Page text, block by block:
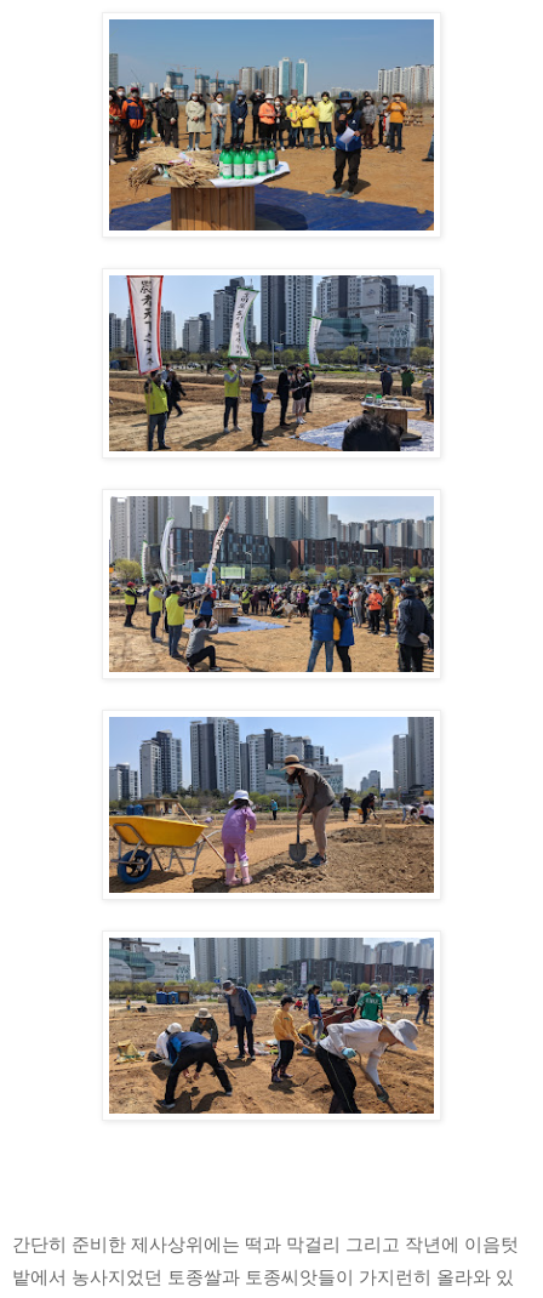
간단히 준비한 제사상위에는 떡과 막걸리 그리고 작년에 이음텃
밭에서 농사지었던 토종쌀과 토종씨앗들이 가지런히 올라와 있